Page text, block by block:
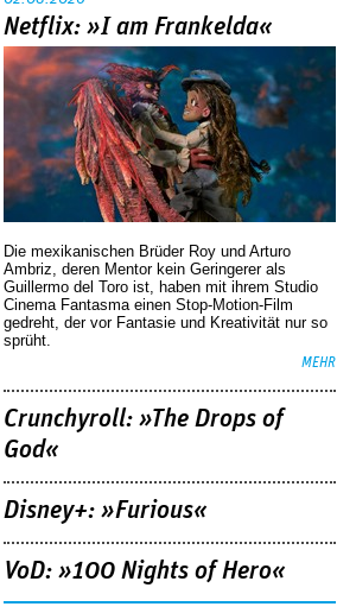
Netflix: »I am Frankelda«
Die mexikanischen Brüder Roy und Arturo
Ambriz, deren Mentor kein Geringerer als
Guillermo del Toro ist, haben mit ihrem Studio
Cinema Fantasma einen Stop-Motion-Film
gedreht, der vor Fantasie und Kreativität nur so
sprüht.
MEHR
Crunchyroll: »The Drops of
God«
Disney+: »Furious«
VoD: »100 Nights of Hero«